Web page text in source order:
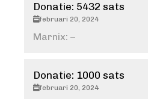
Donatie: 5432 sats
februari 20, 2024
Marnix: –
Donatie: 1000 sats
februari 20, 2024